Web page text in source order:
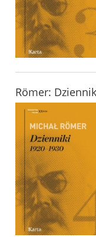
Römer: